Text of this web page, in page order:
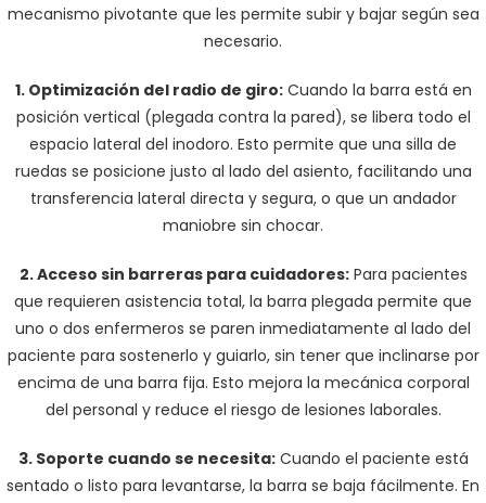
mecanismo pivotante que les permite subir y bajar según sea
necesario.
1. Optimización del radio de giro:Cuando la barra está en
posición vertical (plegada contra la pared), se libera todo el
espacio lateral del inodoro. Esto permite que una silla de
ruedas se posicione justo al lado del asiento, facilitando una
transferencia lateral directa y segura, o que un andador
maniobre sin chocar.
2. Acceso sin barreras para cuidadores:Para pacientes
que requieren asistencia total, la barra plegada permite que
uno o dos enfermeros se paren inmediatamente al lado del
paciente para sostenerlo y guiarlo, sin tener que inclinarse por
encima de una barra fija. Esto mejora la mecánica corporal
del personal y reduce el riesgo de lesiones laborales.
3. Soporte cuando se necesita:Cuando el paciente está
sentado o listo para levantarse, la barra se baja fácilmente. En